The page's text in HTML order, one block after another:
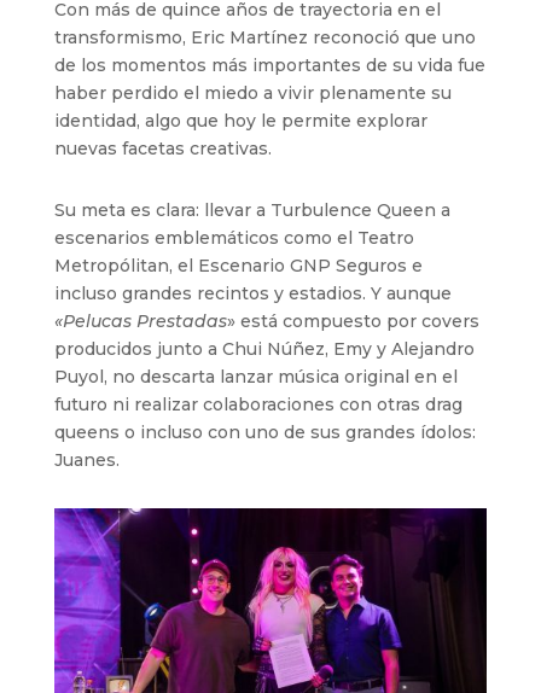
Con más de quince años de trayectoria en el
transformismo, Eric Martínez reconoció que uno
de los momentos más importantes de su vida fue
haber perdido el miedo a vivir plenamente su
identidad, algo que hoy le permite explorar
nuevas facetas creativas.
Su meta es clara: llevar a Turbulence Queen a
escenarios emblemáticos como el Teatro
Metropólitan, el Escenario GNP Seguros e
incluso grandes recintos y estadios. Y aunque
«Pelucas Prestadas» está compuesto por covers
producidos junto a Chui Núñez, Emy y Alejandro
Puyol, no descarta lanzar música original en el
futuro ni realizar colaboraciones con otras drag
queens o incluso con uno de sus grandes ídolos:
Juanes.